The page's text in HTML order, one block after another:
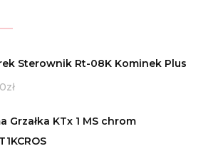
Sterownik Rt-08K Kominek Plus
zł
Grzałka KTx 1 MS chrom